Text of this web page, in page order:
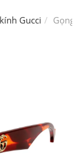
Gucci Gọng